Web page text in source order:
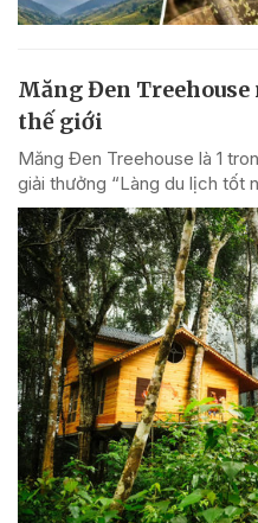
Măng Đen
thế giới
Măng Đen Treehouse là 1
giải thưởng “Làng du lịch tốt